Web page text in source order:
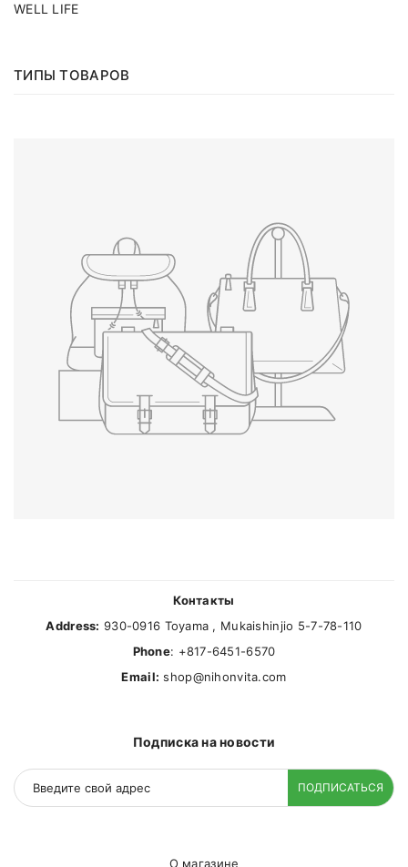
WELL LIFE
ТИПЫ ТОВАРОВ
Контакты
Address: 930-0916 Toyama , Mukaishinjio 5-7-78-110
Phone: +817-6451-6570
Email: shop@nihonvita.com
Подписка на новости
ПОДПИСАТЬСЯ
О магазине